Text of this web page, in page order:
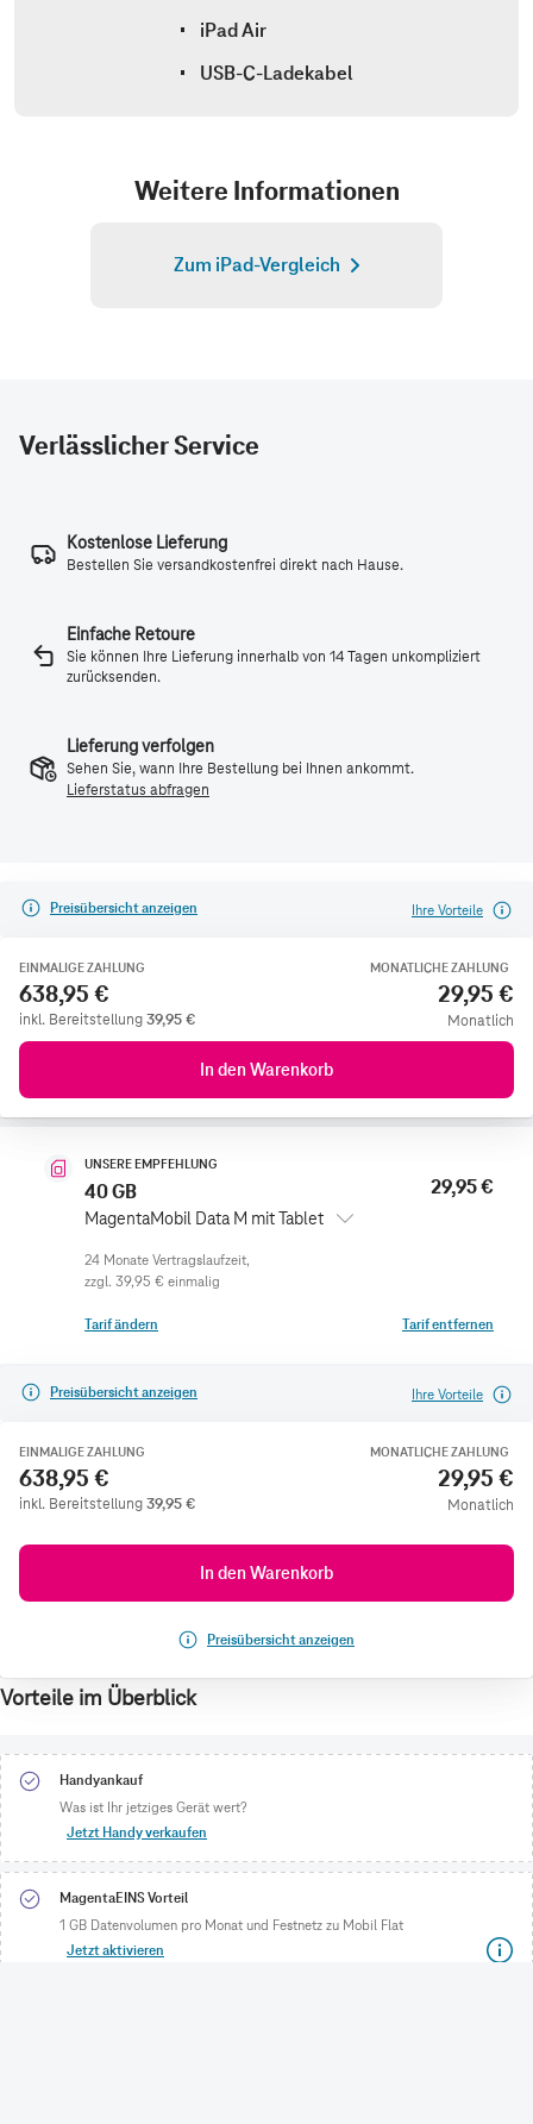
Verlässlicher Service
Kostenlose Lieferung
Bestellen Sie versandkostenfrei direkt nach Hause.
Einfache Retoure
Sie können Ihre Lieferung innerhalb von 14 Tagen unkompliziert
zurücksenden.
Lieferung verfolgen
Sehen Sie, wann Ihre Bestellung bei Ihnen ankommt.
Lieferstatus abfragen
Preisübersicht anzeigen Ihre Vorteile
EINMALIGE ZAHLUNG
638,95 €
inkl. Bereitstellung39,95€
MONATLICHE ZAHLUNG
29,95 €
Monatlich
In den Warenkorb
UNSERE EMPFEHLUNG
40 GB
MagentaMobil Data M mit Tablet
29,95 €
zzgl. 39,95 € einmalig
Tarif ändern Tarif entfernen
Preisübersicht anzeigen Ihre Vorteile
EINMALIGE ZAHLUNG
638,95 €
inkl. Bereitstellung39,95€
MONATLICHE ZAHLUNG
29,95 €
Monatlich
In den Warenkorb
Preisübersicht anzeigen
Vorteile im Überblick
Handyankauf
Was ist Ihr jetziges Gerät wert?
Jetzt Handy verkaufen
MagentaEINS Vorteil
1 GB Datenvolumen pro Monat und Festnetz zu Mobil Flat
Jetzt aktivieren